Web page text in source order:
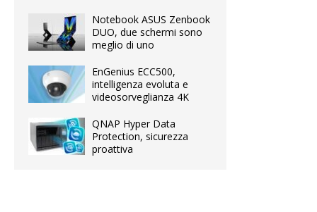
Notebook ASUS Zenbook
DUO, due schermi sono
meglio di uno
EnGenius ECC500,
intelligenza evoluta e
videosorveglianza 4K
QNAP Hyper Data
Protection, sicurezza
proattiva